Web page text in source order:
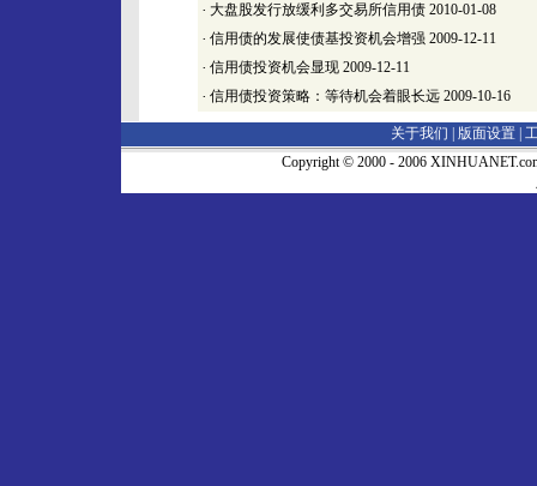
· 大盘股发行放缓利多交易所信用债 2010-01-08
· 信用债的发展使债基投资机会增强 2009-12-11
· 信用债投资机会显现 2009-12-11
· 信用债投资策略：等待机会着眼长远 2009-10-16
关于我们 | 版面设置
Copyright © 2000 - 2006